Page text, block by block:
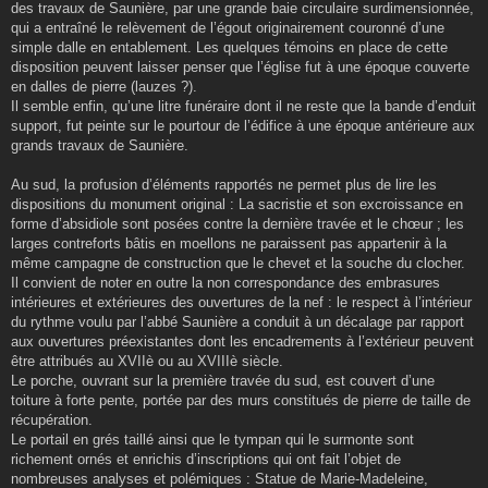
des travaux de Saunière, par une grande baie circulaire surdimensionnée,
qui a entraîné le relèvement de l’égout originairement couronné d’une
simple dalle en entablement. Les quelques témoins en place de cette
disposition peuvent laisser penser que l’église fut à une époque couverte
en dalles de pierre (lauzes ?).
Il semble enfin, qu’une litre funéraire dont il ne reste que la bande d’enduit
support, fut peinte sur le pourtour de l’édifice à une époque antérieure aux
grands travaux de Saunière.
Au sud, la profusion d’éléments rapportés ne permet plus de lire les
dispositions du monument original : La sacristie et son excroissance en
forme d’absidiole sont posées contre la dernière travée et le chœur ; les
larges contreforts bâtis en moellons ne paraissent pas appartenir à la
même campagne de construction que le chevet et la souche du clocher.
Il convient de noter en outre la non correspondance des embrasures
intérieures et extérieures des ouvertures de la nef : le respect à l’intérieur
du rythme voulu par l’abbé Saunière a conduit à un décalage par rapport
aux ouvertures préexistantes dont les encadrements à l’extérieur peuvent
être attribués au XVIIè ou au XVIIIè siècle.
Le porche, ouvrant sur la première travée du sud, est couvert d’une
toiture à forte pente, portée par des murs constitués de pierre de taille de
récupération.
Le portail en grés taillé ainsi que le tympan qui le surmonte sont
richement ornés et enrichis d’inscriptions qui ont fait l’objet de
nombreuses analyses et polémiques : Statue de Marie-Madeleine,